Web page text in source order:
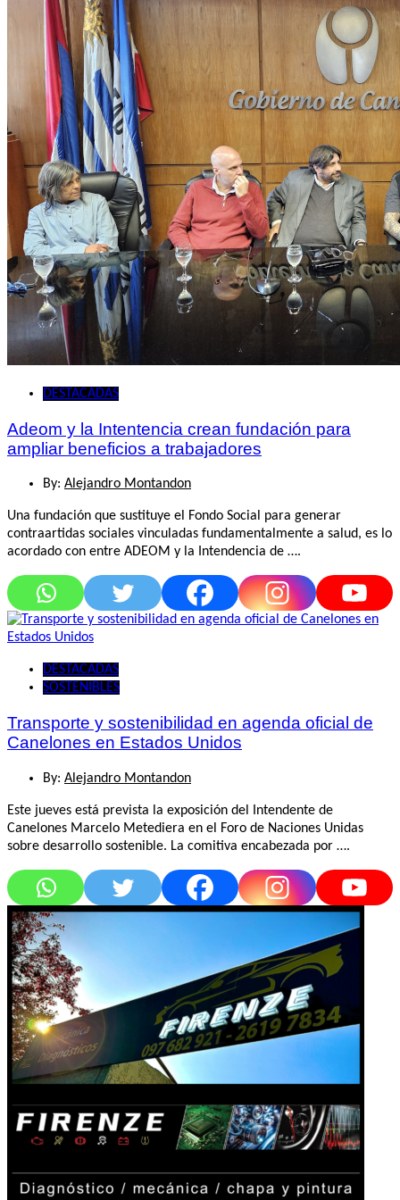
DESTACADAS
Adeom y la Intentencia crean fundación para
ampliar beneficios a trabajadores
By: Alejandro Montandon
Una fundación que sustituye el Fondo Social para generar
contraartidas sociales vinculadas fundamentalmente a salud, es lo
acordado con entre ADEOM y la Intendencia de ….
DESTACADAS
SOSTENIBLES
Transporte y sostenibilidad en agenda oficial de
Canelones en Estados Unidos
By: Alejandro Montandon
Este jueves está prevista la exposición del Intendente de
Canelones Marcelo Metediera en el Foro de Naciones Unidas
sobre desarrollo sostenible. La comitiva encabezada por ….